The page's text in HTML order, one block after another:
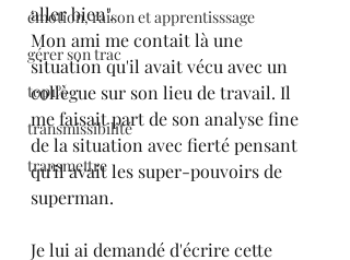
émotion, raison et apprentisssage
gérer son trac
top1%
transmissibilité
transmettre
aller bien".
Mon ami me contait là une
situation qu'il avait vécu avec un
collègue sur son lieu de travail. Il
me faisait part de son analyse fine
de la situation avec fierté pensant
qu'il avait les super-pouvoirs de
superman.
Je lui ai demandé d'écrire cette